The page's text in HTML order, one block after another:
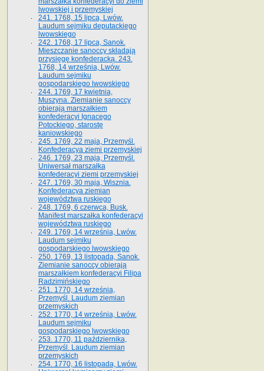
lwowskiej i przemyskiej
241. 1768, 15 lipca, Lwów.
Laudum sejmiku deputackiego
lwowskiego
242. 1768, 17 lipca, Sanok.
Mieszczanie sanoccy składają
przysięgę konfederacką. 243.
1768, 14 września, Lwów.
Laudum sejmiku
gospodarskiego lwowskiego
244. 1769, 17 kwietnia,
Muszyna. Ziemianie sanoccy
obierają marszałkiem
konfederacyi Ignacego
Potockiego, starostę
kaniowskiego
245. 1769, 22 maja, Przemyśl.
Konfederacya ziemi przemyskiej
246. 1769, 23 maja, Przemyśl.
Uniwersał marszałka
konfederacyi ziemi przemyskiej
247. 1769, 30 maja, Wisznia.
Konfederacya ziemian
województwa ruskiego
248. 1769, 6 czerwca, Busk.
Manifest marszałka konfederacyi
województwa ruskiego
249. 1769, 14 września, Lwów.
Laudum sejmiku
gospodarskiego lwowskiego
250. 1769, 13 listopada, Sanok.
Ziemianie sanoccy obierają
marszałkiem konfederacyi Filipa
Radzimińskiego
251. 1770, 14 września,
Przemyśl. Laudum ziemian
przemyskich
252. 1770, 14 września, Lwów.
Laudum sejmiku
gospodarskiego lwowskiego
253. 1770, 11 października,
Przemyśl. Laudum ziemian
przemyskich
254. 1770, 16 listopada, Lwów.